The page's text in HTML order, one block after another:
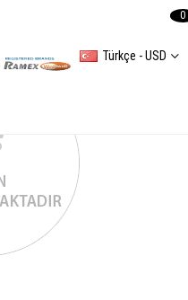
Türkçe - USD
0